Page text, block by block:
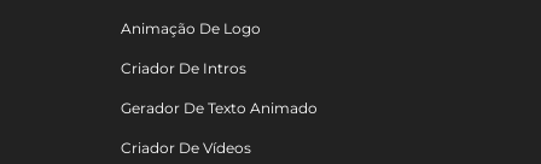
Animação De Logo
Criador De Intros
Gerador De Texto Animado
Criador De Vídeos